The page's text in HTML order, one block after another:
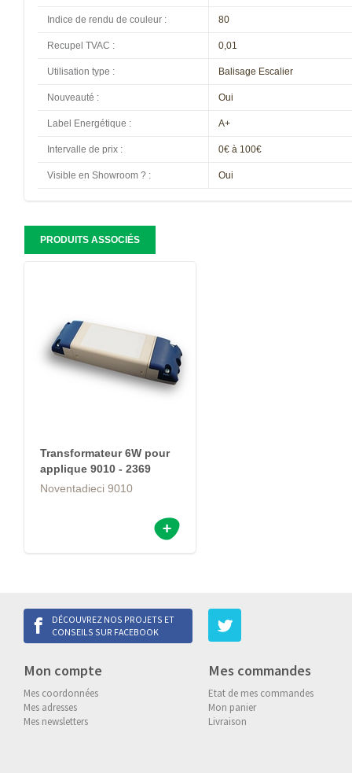
Indice de rendu de couleur : 80
Recupel TVAC : 0,01
Utilisation type : Balisage Escalier
Nouveauté : Oui
Label Energétique : A+
Intervalle de prix : 0€ à 100€
Visible en Showroom ? : Oui
PRODUITS ASSOCIÉS
Transformateur 6W pour
applique 9010 - 2369
Noventadieci 9010
DÉCOUVREZ NOS PROJETS ET
CONSEILS SUR FACEBOOK
Mon compte
Mes coordonnées
Mes adresses
Mes newsletters
Mes commandes
Etat de mes commandes
Mon panier
Livraison